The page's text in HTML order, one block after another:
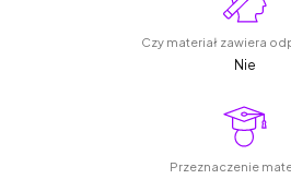
Czy materiał zawiera
Nie
Przeznaczenie